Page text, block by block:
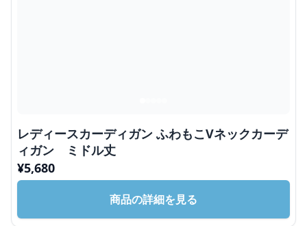
レディースカーディガン ふわもこVネックカーデ
ィガン ミドル丈
¥5,680
商品の詳細を見る